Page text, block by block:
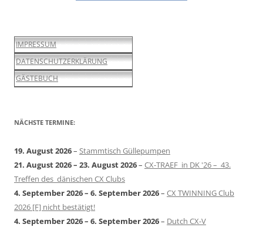
IMPRESSUM
DATENSCHUTZERKLÄRUNG
GÄSTEBUCH
NÄCHSTE TERMINE:
19. August 2026– Stammtisch Güllepumpen
21. August 2026– 23. August 2026– CX-TRAEF in DK '26 – 43.
Treffen des dänischen CX Clubs
4. September 2026– 6. September 2026– CX TWINNING Club
2026 [F] nicht bestätigt!
4. September 2026– 6. September 2026– Dutch CX-V